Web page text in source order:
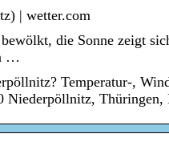
| wetter.com
die Sonne zeigt
…
Temperatur-,
Niederpöllnitz, Thüringen,